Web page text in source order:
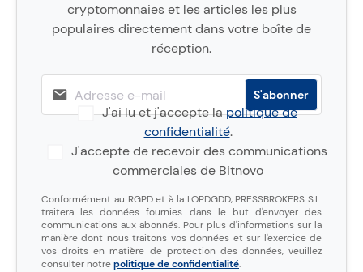
cryptomonnaies et les articles les plus
populaires directement dans votre boîte de
réception.
J'ai lu et j'accepte lapolitique de
confidentialité.
J'accepte de recevoir des communications
commerciales de Bitnovo
Conformément au RGPD et à la LOPDGDD, PRESSBROKERS S.L.
traitera les données fournies dans le but d'envoyer des
communications aux abonnés. Pour plus d'informations sur la
manière dont nous traitons vos données et sur l'exercice de
vos droits en matière de protection des données, veuillez
consulter notrepolitique de confidentialité.